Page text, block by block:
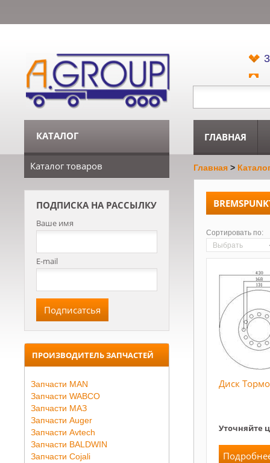
ГЛАВНАЯ
КАТАЛОГ
Каталог товаров
ПОДПИСКА НА РАССЫЛКУ
Ваше имя
E-mail
ПРОИЗВОДИТЕЛЬ ЗАПЧАСТЕЙ
Запчасти MAN
Запчасти WABCO
Запчасти МАЗ
Запчасти Auger
Запчасти Avtech
Запчасти BALDWIN
Запчасти Cojali
Главная >
Сортировать по:
Выбрать
Диск
Уточняйте